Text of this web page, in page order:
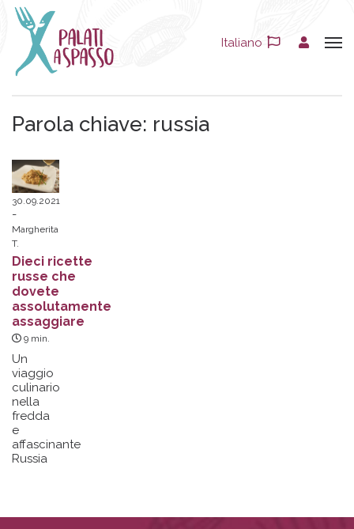
Italiano
Parola chiave: russia
30.09.2021
Margherita
T.
Dieci ricette
russe che
dovete
assolutamente
assaggiare
9 min.
Un
viaggio
culinario
nella
fredda
e
affascinante
Russia